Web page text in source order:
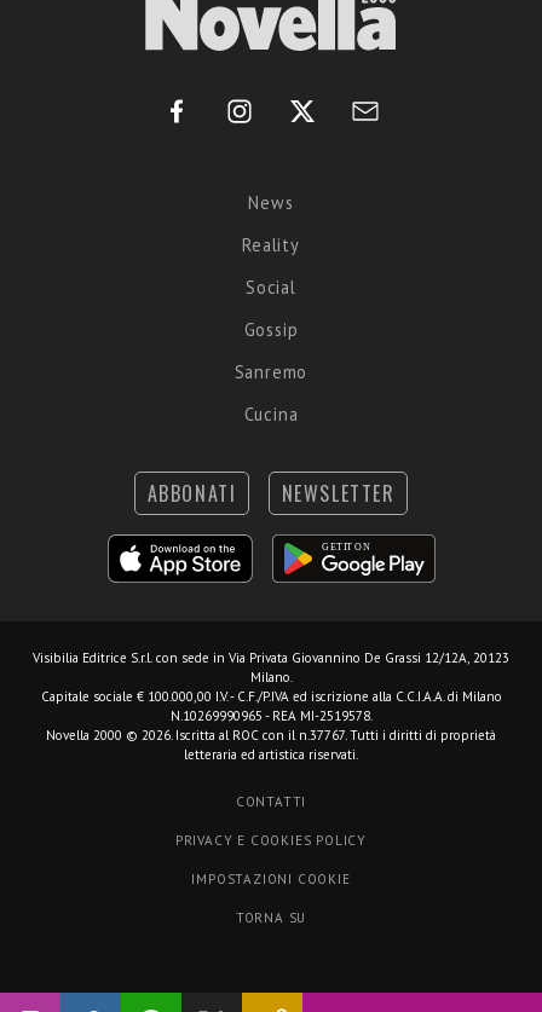
News
Reality
Social
Gossip
Sanremo
Cucina
ABBONATI NEWSLETTER
Visibilia Editrice S.r.l. con sede in Via Privata Giovannino De Grassi 12/12A, 20123
Milano.
Capitale sociale € 100.000,00 I.V. - C.F./P.IVA ed iscrizione alla C.C.I.A.A. di Milano
N.10269990965 - REA MI-2519578.
Novella 2000 © 2026. Iscritta al ROC con il n.37767. Tutti i diritti di proprietà
letteraria ed artistica riservati.
CONTATTI
PRIVACY E COOKIES POLICY
IMPOSTAZIONI COOKIE
TORNA SU